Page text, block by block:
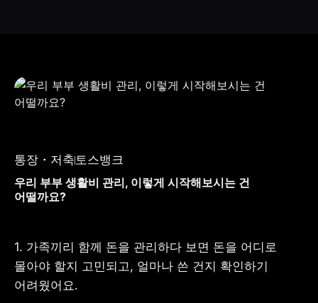
통장・저축토스뱅크
우리 부부 생활비 관리, 이렇게 시작해보시는 건
어떨까요?
1. 가족끼리 함께 돈을 관리하다 보면 돈을 어디로
몰아야 할지 고민되고, 얼마나 쓴 건지 확인하기
어려웠어요.